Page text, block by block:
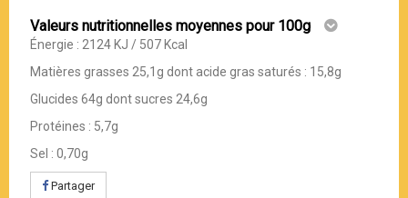
Valeurs nutritionnelles moyennes pour 100g
Énergie : 2124 KJ / 507 Kcal
Matières grasses 25,1g dont acide gras saturés : 15,8g
Glucides 64g dont sucres 24,6g
Protéines : 5,7g
Sel : 0,70g
Partager